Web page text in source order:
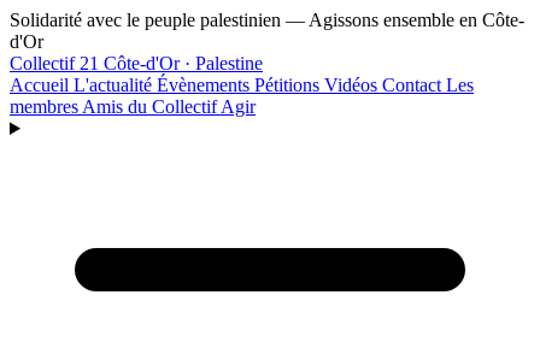
Aller au contenu principal
Solidarité avec le peuple palestinien — Agissons ensemble en Côte-
d'Or
Collectif 21 Côte-d'Or · Palestine
Accueil L'actualité Évènements Pétitions Vidéos Contact Les
membres Amis du CollectifAgir